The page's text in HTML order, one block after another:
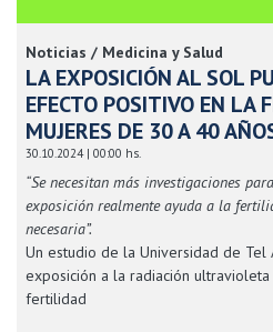
Noticias / Medicina y Salud
LA EXPOSICIÓN AL SOL
EFECTO POSITIVO EN LA
MUJERES DE 30 A 40
30.10.2024 | 00:00 hs.
“Se necesitan más investigaciones
exposición realmente ayuda a la
necesaria”.
Un estudio de la Universidad de Tel
exposición a la radiación
fertilidad